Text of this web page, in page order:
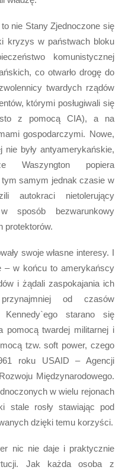
nie Stany Zjednoczone się
kryzys w państwach bloku
komunistycznej
co otwarło drogę do
twardych rządów
którymi posługiwali się
z pomocą CIA), a na
gospodarczymi. Nowe,
nie były antyamerykańskie,
Waszyngton popiera
samym jednak czasie w
autokraci nietolerujący
sposób bezwarunkowy
protektorów.
swoje własne interesy. I
– w końcu to amerykańscy
i żądali zaspokajania ich
od czasów
Kennedy`ego starano się
pomocą twardej militarnej i
tzw. soft power, czego
roku USAID – Agencji
Międzynarodowego.
w wielu rejonach
stale rosły stawiając pod
dzięki temu korzyści.
nic nie daje i praktycznie
Jak każda osoba z